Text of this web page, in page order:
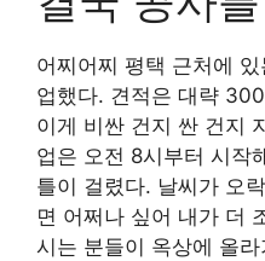
어찌어찌 평택 근처에
업했다. 견적은 대략
이게 비싼 건지 싼 건지
업은 오전 8시부터 시작
틀이 걸렸다. 날씨가 오
면 어쩌나 싶어 내가 더
시는 분들이 옥상에 올